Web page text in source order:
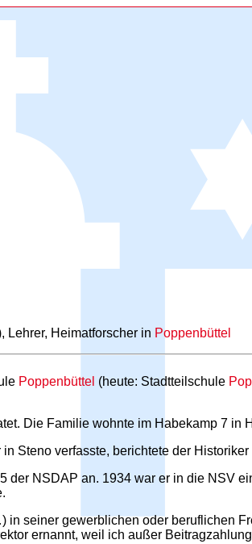
Lehrer, Heimatforscher in Poppenbüttel
Poppenbüttel (heute: Stadtteilschule
Die Familie wohnte im Habekamp 7 in
Steno verfasste, berichtete der
NSDAP an. 1934 war er in die NSV
gewerblichen oder beruflichen
ernannt, weil ich außer